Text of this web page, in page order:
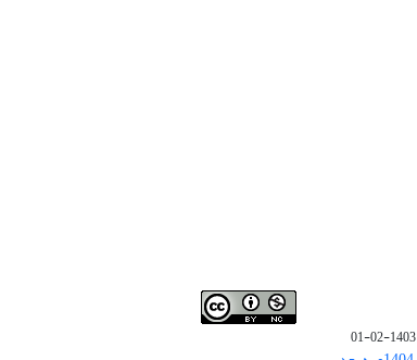
1403-02-01